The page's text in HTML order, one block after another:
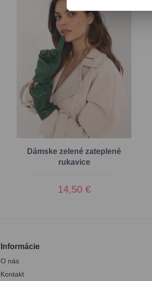
Dámske zelené zateplené
rukavice
14,50 €
Informácie
O nás
Kontakt